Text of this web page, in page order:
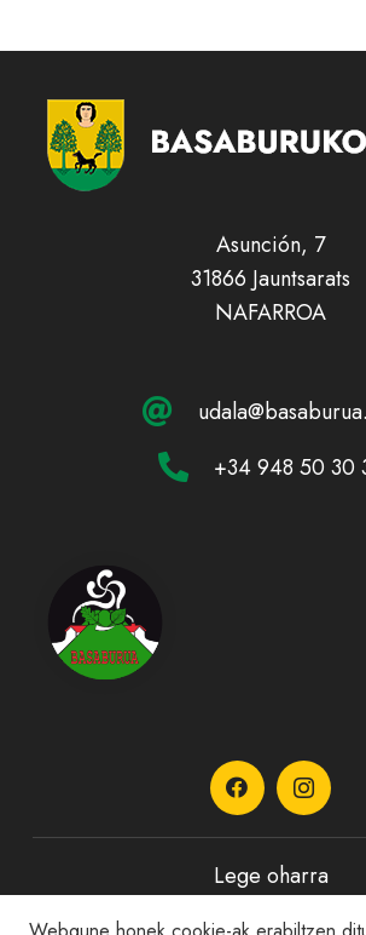
Asunción, 7
31866 Jauntsarats
NAFARROA
+34 948 50 30
Lege oharra